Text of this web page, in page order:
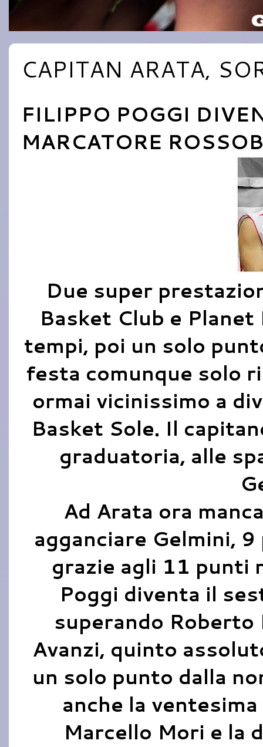
CAPITAN ARATA,
FILIPPO POGGI
MARCATORE
Due super
Basket Club e
tempi, poi un solo
festa comunque solo
ormai vicinissimo a
Basket Sole. Il
graduatoria, alle
Ad Arata ora
agganciare Gelmini,
grazie agli 11 punti
Poggi diventa il
superando Roberto
Avanzi, quinto
un solo punto dalla
anche la
Marcello Mori e la